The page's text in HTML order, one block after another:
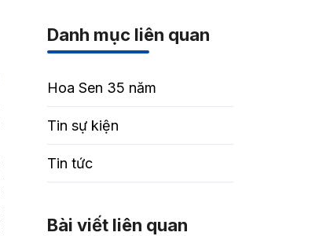
Danh mục liên quan
Hoa Sen 35 năm
Tin sự kiện
Tin tức
Bài viết liên quan